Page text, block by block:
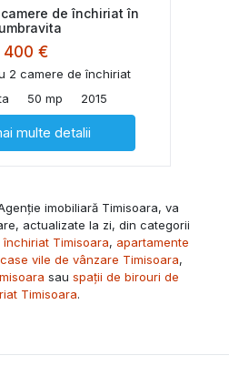
de închiriat în
400 €
2 camere de închiriat
50 mp 2015
multe detalii
imobiliară Timisoara, va
actualizate la zi, din categorii
Timisoara, apartamente
case vile de vânzare Timisoara,
sau spații de birouri de
Timisoara.